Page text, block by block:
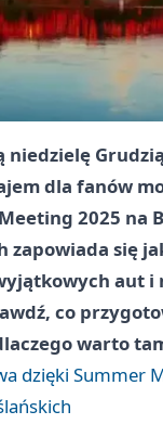
niedzielę
dla fanów
2025 na
zapowiada się
aut i
co
warto
dzięki Summer